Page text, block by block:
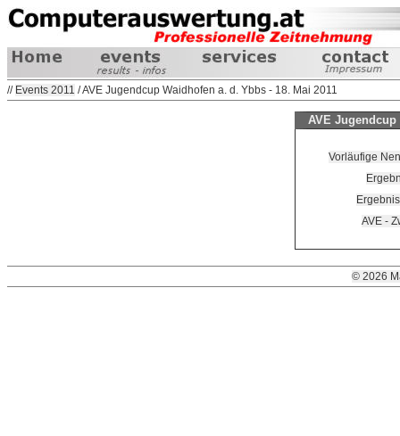
// Events 2011 / AVE Jugendcup Waidhofen a. d. Ybbs - 18. Mai 2011
AVE Jugendcup
Vorläufige
AVE -
© 2026